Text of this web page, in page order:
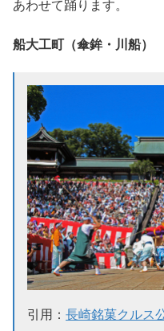
あわせて踊ります。
船大工町（傘鉾・川船）
引用： 長崎銘菓クルス